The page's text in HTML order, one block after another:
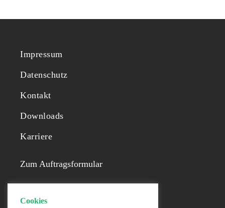
Impressum
Datenschutz
Kontakt
Downloads
Karriere
Zum Auftragsformular
Cookies